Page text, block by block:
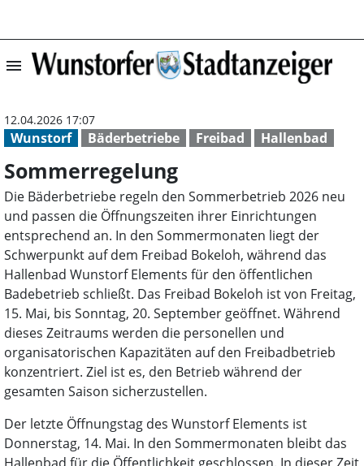
menu
Wunstorf Bäderbetriebe Freibad Hallenbad
12.04.2026 17:07
Sommerregelung
Die Bäderbetriebe regeln den Sommerbetrieb 2026 neu
und passen die Öffnungszeiten ihrer Einrichtungen
entsprechend an. In den Sommermonaten liegt der
Schwerpunkt auf dem Freibad Bokeloh, während das
Hallenbad Wunstorf Elements für den öffentlichen
Badebetrieb schließt. Das Freibad Bokeloh ist von Freitag,
15. Mai, bis Sonntag, 20. September geöffnet. Während
dieses Zeitraums werden die personellen und
organisatorischen Kapazitäten auf den Freibadbetrieb
konzentriert. Ziel ist es, den Betrieb während der
gesamten Saison sicherzustellen.
Der letzte Öffnungstag des Wunstorf Elements ist
Donnerstag, 14. Mai. In den Sommermonaten bleibt das